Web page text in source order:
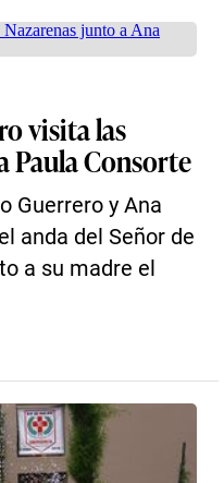
visita las
Paula Consorte
Guerrero y Ana
anda del Señor de
a su madre el